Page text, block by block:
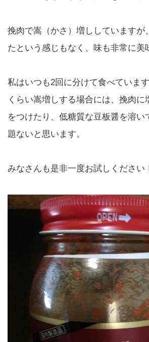
挽肉で嵩（かさ）増ししていますが
たという感じもなく、味も非常に美
私はいつも2回に分けて食べていま
くらい嵩増しする場合には、挽肉に
をつけたり、低糖質な豆板醤を溶い
題ないと思います。
みなさんも是非一度お試しください